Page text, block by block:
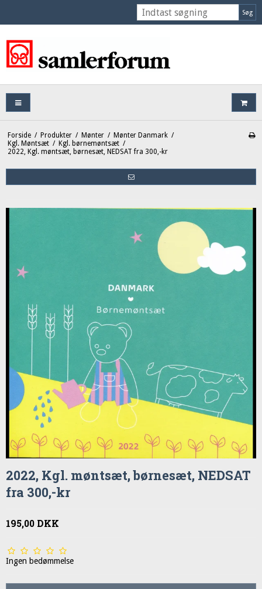
Søg
Forside / Produkter / Mønter / Mønter Danmark /
Kgl. Møntsæt / Kgl. børnemøntsæt /
2022, Kgl. møntsæt, børnesæt, NEDSAT fra 300,-kr
2022, Kgl. møntsæt, børnesæt, NEDSAT
fra 300,-kr
195,00 DKK
Ingen bedømmelse